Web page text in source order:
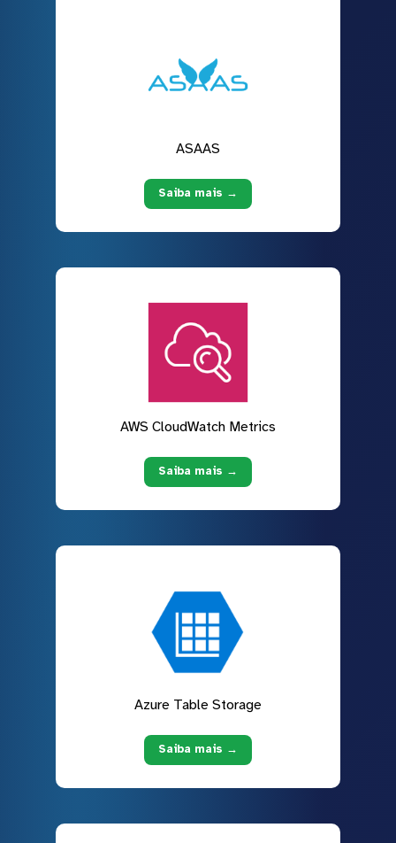
ASAAS
Saiba mais →
AWS CloudWatch Metrics
Saiba mais →
Azure Table Storage
Saiba mais →